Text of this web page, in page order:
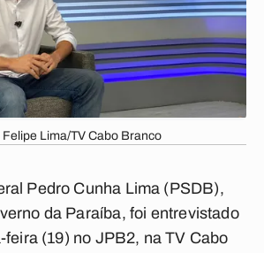
Felipe Lima/TV Cabo Branco
Pedro Cunha Lima (PSDB),
da Paraíba, foi entrevistado
feira (19) no JPB2, na TV Cabo